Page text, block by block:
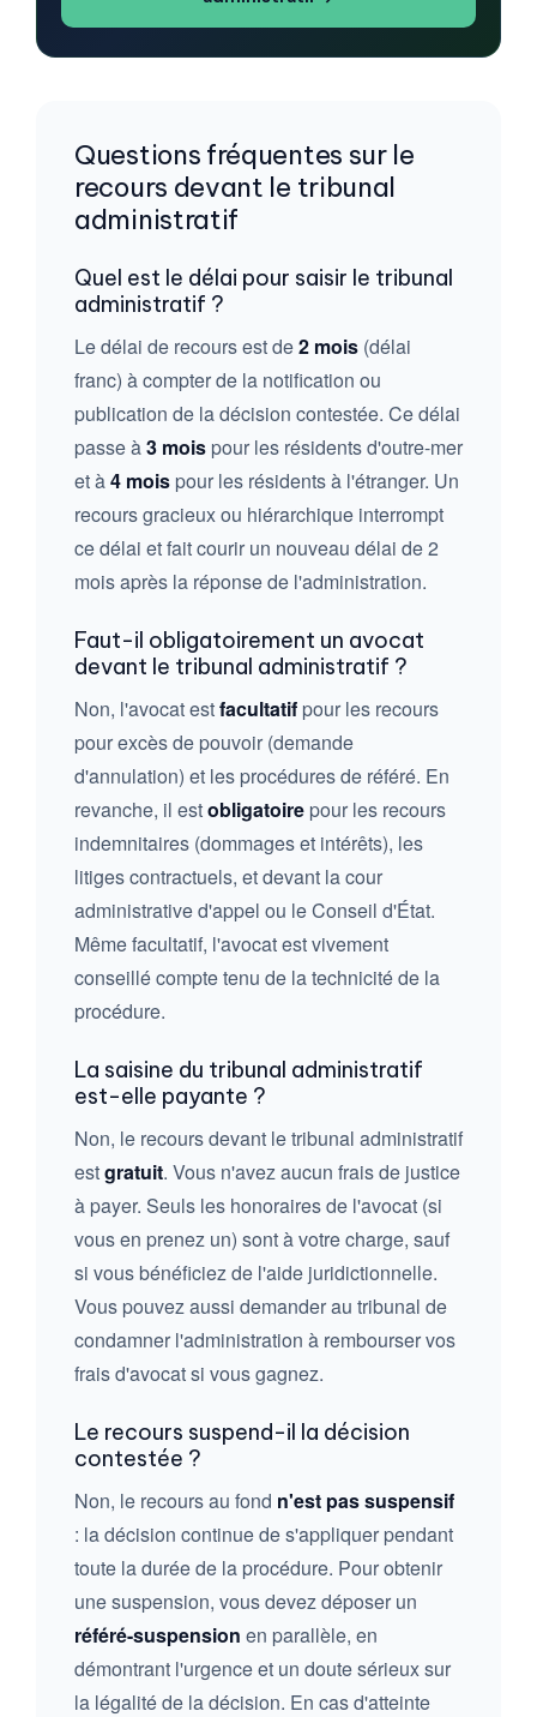
Questions fréquentes sur le
recours devant le tribunal
administratif
Quel est le délai pour saisir le tribunal
administratif ?
Le délai de recours est de2 mois (délai
franc) à compter de la notification ou
publication de la décision contestée. Ce délai
passe à3 mois pour les résidents d'outre-mer
et à4 mois pour les résidents à l'étranger. Un
recours gracieux ou hiérarchique interrompt
ce délai et fait courir un nouveau délai de 2
mois après la réponse de l'administration.
Faut-il obligatoirement un avocat
devant le tribunal administratif ?
Non, l'avocat estfacultatif pour les recours
pour excès de pouvoir (demande
d'annulation) et les procédures de référé. En
revanche, il estobligatoire pour les recours
indemnitaires (dommages et intérêts), les
litiges contractuels, et devant la cour
administrative d'appel ou le Conseil d'État.
Même facultatif, l'avocat est vivement
conseillé compte tenu de la technicité de la
procédure.
La saisine du tribunal administratif
est-elle payante ?
Non, le recours devant le tribunal administratif
estgratuit. Vous n'avez aucun frais de justice
à payer. Seuls les honoraires de l'avocat (si
vous en prenez un) sont à votre charge, sauf
si vous bénéficiez de l'aide juridictionnelle.
Vous pouvez aussi demander au tribunal de
condamner l'administration à rembourser vos
frais d'avocat si vous gagnez.
Le recours suspend-il la décision
contestée ?
Non, le recours au fond n'est pas suspensif
: la décision continue de s'appliquer pendant
toute la durée de la procédure. Pour obtenir
une suspension, vous devez déposer un
référé-suspension en parallèle, en
démontrant l'urgence et un doute sérieux sur
la légalité de la décision. En cas d'atteinte